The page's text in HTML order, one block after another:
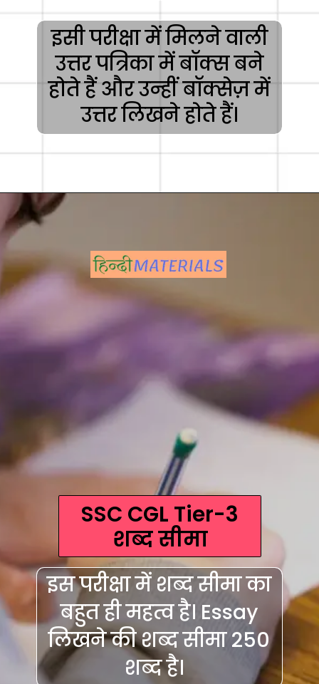
इसी परीक्षा में मिलने वाली
उत्तर पत्रिका में बॉक्स बने
होते हैं और उन्हीं बॉक्सेज़ में
उत्तर लिखने होते हैं।
SSC CGL Tier-3
शब्द सीमा
इस परीक्षा में शब्द सीमा का
बहुत ही महत्व है। Essay
लिखने की शब्द सीमा 250
शब्द है।